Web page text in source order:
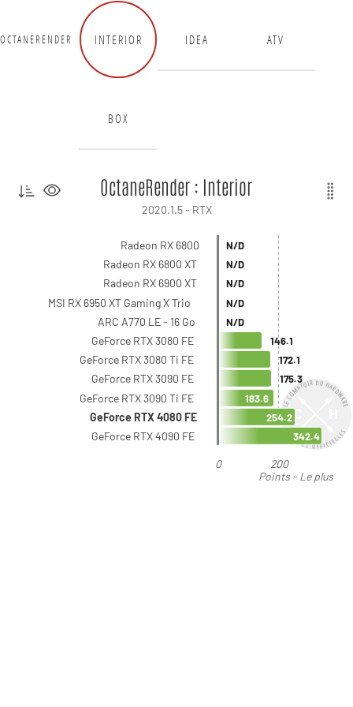
OCTANERENDER INTERIOR IDEA ATV
BOX
Points - Le plus
OctaneRender : Interior
2020.1.5 - RTX
0 200
Radeon RX 6800
Radeon RX 6800 XT
Radeon RX 6900 XT
MSI RX 6950 XT Gaming X Trio
ARC A770 LE - 16 Go
GeForce RTX 3080 FE
GeForce RTX 3080 Ti FE
GeForce RTX 3090 FE
GeForce RTX 3090 Ti FE
GeForce RTX 4080 FE
GeForce RTX 4090 FE
183.6
254.2
342.4
N/D
N/D
N/D
N/D
N/D
146.1
172.1
175.3